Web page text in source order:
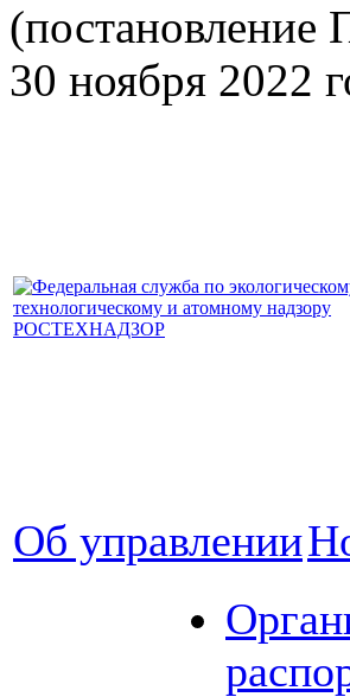
(постановление
30 ноября 2022
Об управлении